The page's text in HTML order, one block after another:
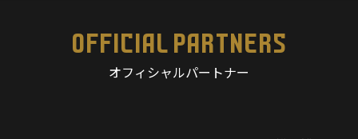
OFFICIAL PARTNERS
オフィシャルパートナー